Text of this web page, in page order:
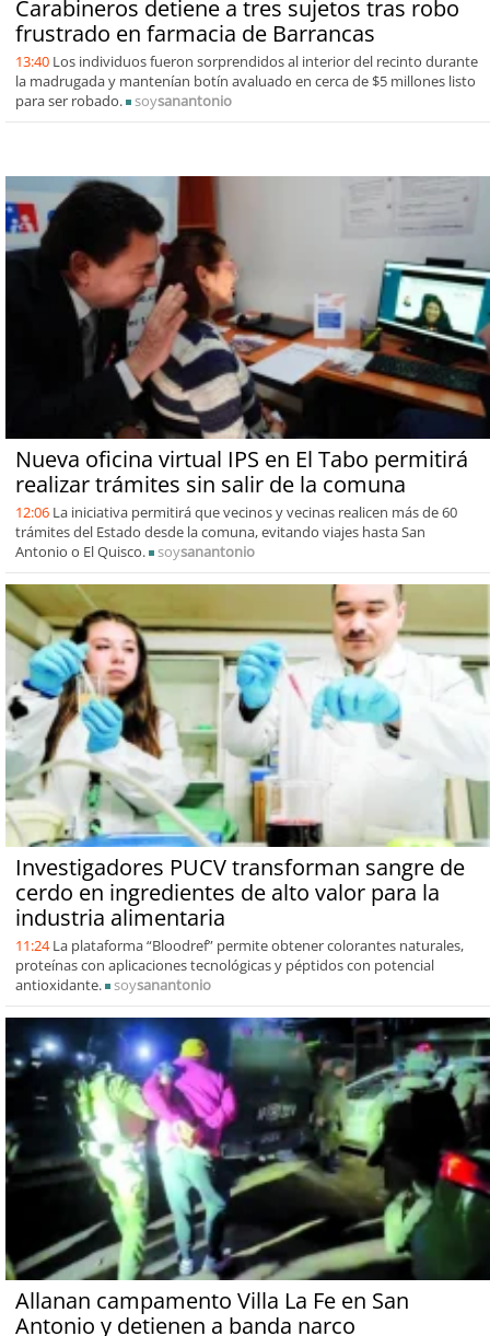
Carabineros detiene a tres sujetos tras robo
frustrado en farmacia de Barrancas
13:40 Los individuos fueron sorprendidos al interior del recinto durante
la madrugada y mantenían botín avaluado en cerca de $5 millones listo
para ser robado.
soysanantonio
Nueva oficina virtual IPS en El Tabo permitirá
realizar trámites sin salir de la comuna
12:06 La iniciativa permitirá que vecinos y vecinas realicen más de 60
trámites del Estado desde la comuna, evitando viajes hasta San
Antonio o El Quisco.
soysanantonio
Investigadores PUCV transforman sangre de
cerdo en ingredientes de alto valor para la
industria alimentaria
11:24 La plataforma “Bloodref” permite obtener colorantes naturales,
proteínas con aplicaciones tecnológicas y péptidos con potencial
antioxidante.
soysanantonio
Allanan campamento Villa La Fe en San
Antonio y detienen a banda narco